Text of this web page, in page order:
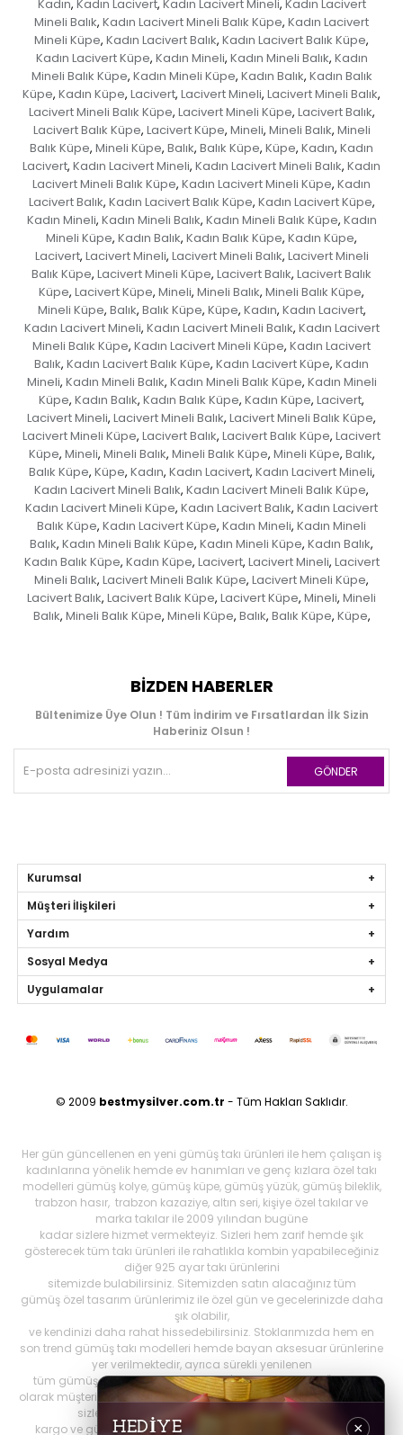
Kadın, Kadın Lacivert, Kadın Lacivert Mineli, Kadın Lacivert
Mineli Balık, Kadın Lacivert Mineli Balık Küpe, Kadın Lacivert
Mineli Küpe, Kadın Lacivert Balık, Kadın Lacivert Balık Küpe,
Kadın Lacivert Küpe, Kadın Mineli, Kadın Mineli Balık, Kadın
Mineli Balık Küpe, Kadın Mineli Küpe, Kadın Balık, Kadın Balık
Küpe, Kadın Küpe, Lacivert, Lacivert Mineli, Lacivert Mineli Balık,
Lacivert Mineli Balık Küpe, Lacivert Mineli Küpe, Lacivert Balık,
Lacivert Balık Küpe, Lacivert Küpe, Mineli, Mineli Balık, Mineli
Balık Küpe, Mineli Küpe, Balık, Balık Küpe, Küpe, Kadın, Kadın
Lacivert, Kadın Lacivert Mineli, Kadın Lacivert Mineli Balık, Kadın
Lacivert Mineli Balık Küpe, Kadın Lacivert Mineli Küpe, Kadın
Lacivert Balık, Kadın Lacivert Balık Küpe, Kadın Lacivert Küpe,
Kadın Mineli, Kadın Mineli Balık, Kadın Mineli Balık Küpe, Kadın
Mineli Küpe, Kadın Balık, Kadın Balık Küpe, Kadın Küpe,
Lacivert, Lacivert Mineli, Lacivert Mineli Balık, Lacivert Mineli
Balık Küpe, Lacivert Mineli Küpe, Lacivert Balık, Lacivert Balık
Küpe, Lacivert Küpe, Mineli, Mineli Balık, Mineli Balık Küpe,
Mineli Küpe, Balık, Balık Küpe, Küpe, Kadın, Kadın Lacivert,
Kadın Lacivert Mineli, Kadın Lacivert Mineli Balık, Kadın Lacivert
Mineli Balık Küpe, Kadın Lacivert Mineli Küpe, Kadın Lacivert
Balık, Kadın Lacivert Balık Küpe, Kadın Lacivert Küpe, Kadın
Mineli, Kadın Mineli Balık, Kadın Mineli Balık Küpe, Kadın Mineli
Küpe, Kadın Balık, Kadın Balık Küpe, Kadın Küpe, Lacivert,
Lacivert Mineli, Lacivert Mineli Balık, Lacivert Mineli Balık Küpe,
Lacivert Mineli Küpe, Lacivert Balık, Lacivert Balık Küpe, Lacivert
Küpe, Mineli, Mineli Balık, Mineli Balık Küpe, Mineli Küpe, Balık,
Balık Küpe, Küpe, Kadın, Kadın Lacivert, Kadın Lacivert Mineli,
Kadın Lacivert Mineli Balık, Kadın Lacivert Mineli Balık Küpe,
Kadın Lacivert Mineli Küpe, Kadın Lacivert Balık, Kadın Lacivert
Balık Küpe, Kadın Lacivert Küpe, Kadın Mineli, Kadın Mineli
Balık, Kadın Mineli Balık Küpe, Kadın Mineli Küpe, Kadın Balık,
Kadın Balık Küpe, Kadın Küpe, Lacivert, Lacivert Mineli, Lacivert
Mineli Balık, Lacivert Mineli Balık Küpe, Lacivert Mineli Küpe,
Lacivert Balık, Lacivert Balık Küpe, Lacivert Küpe, Mineli, Mineli
Balık, Mineli Balık Küpe, Mineli Küpe, Balık, Balık Küpe, Küpe,
BIZDEN HABERLER
Bültenimize Üye Olun ! Tüm İndirim ve Fırsatlardan İlk Sizin
Haberiniz Olsun !
GÖNDER
Kurumsal
Müşteri İlişkileri
Yardım
Sosyal Medya
Uygulamalar
© 2009 bestmysilver.com.tr - Tüm Hakları Saklıdır.
Her gün güncellenen en yeni gümüş takı ürünleri ile hem çalışan iş
kadınlarına yönelik hemde ev hanımları ve genç kızlara özel takı
modelleri gümüş kolye, gümüş küpe, gümüş yüzük, gümüş bileklik,
trabzon hasır, trabzon kazaziye, altın seri, kişiye özel takılar ve
marka takılar ile 2009 yılından bugüne
kadar sizlere hizmet vermekteyiz. Sizleri hem zarif hemde şık
gösterecek tüm takı ürünleri ile rahatlıkla kombin yapabileceğiniz
diğer 925 ayar takı ürünlerini
sitemizde bulabilirsiniz. Sitemizden satın alacağınız tüm
gümüş özel tasarım ürünlerimiz ile özel gün ve gecelerinizde daha
şık olabilir,
ve kendinizi daha rahat hissedebilirsiniz. Stoklarımızda hem en
son trend gümüş takı modelleri hemde bayan aksesuar ürünlerine
yer verilmektedir, ayrıca sürekli yenilenen
tüm gümüş ürünlerini Best My Silrver'da bulabilirsiniz. Öncelikli
olarak müşteri memnuniyetini ön planda tutanbestmysilver.com.tr
sizlere daha iyi hizmet sunabilmek adına hızlı
kargo ve güvenilir alışverişi birinci öncelik olarak görmektedir.
HEDİYE ×